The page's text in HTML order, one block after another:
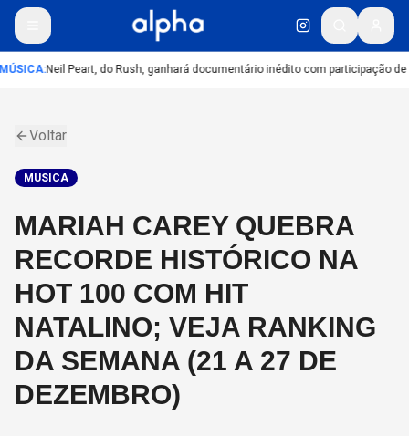
:Neil Peart, do Rush, ganhará documentário inédito com participação de
Voltar
MUSICA
MARIAH CAREY QUEBRA
RECORDE HISTÓRICO NA
HOT 100 COM HIT
NATALINO; VEJA RANKING
DA SEMANA (21 A 27 DE
DEZEMBRO)